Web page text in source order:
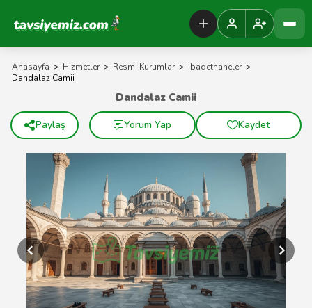
Tavsiyemiz Anasayfa
Anasayfa > Hizmetler > Resmi Kurumlar > İbadethaneler >
Dandalaz Camii
Dandalaz Camii
Paylaş Yorum Yap Kaydet